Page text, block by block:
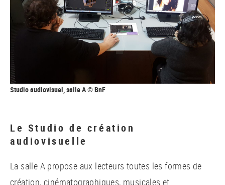
Studio audiovisuel, salle A © BnF
Le Studio de création
audiovisuelle
La salle A propose aux lecteurs toutes les formes de
création, cinématographiques, musicales et